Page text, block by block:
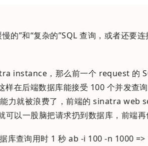
的”和“复杂的”SQL 查询，或者还要
instance，那么前一个 request 的
在后端数据库能接受 100 个并发查
力就被浪费了，前端的 sinatra web
以一股脑把请求扔到数据库，前端再
库查询用时 1 秒 ab -i 100 -n 1000